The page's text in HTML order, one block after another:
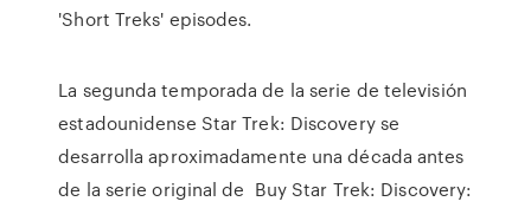
'Short Treks' episodes.
La segunda temporada de la serie de televisión
estadounidense Star Trek: Discovery se
desarrolla aproximadamente una década antes
de la serie original de Buy Star Trek: Discovery: